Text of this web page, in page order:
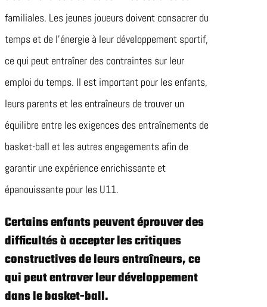
familiales. Les jeunes joueurs doivent consacrer du
temps et de l’énergie à leur développement sportif,
ce qui peut entraîner des contraintes sur leur
emploi du temps. Il est important pour les enfants,
leurs parents et les entraîneurs de trouver un
équilibre entre les exigences des entraînements de
basket-ball et les autres engagements afin de
garantir une expérience enrichissante et
épanouissante pour les U11.
Certains enfants peuvent éprouver des
difficultés à accepter les critiques
constructives de leurs entraîneurs, ce
qui peut entraver leur développement
dans le basket-ball.